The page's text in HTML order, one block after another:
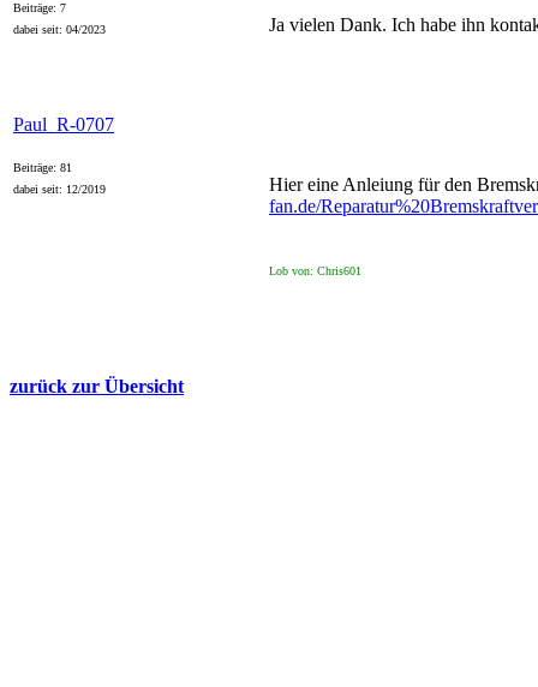
Beiträge: 7
dabei seit: 04/2023
Ja vielen Dank. Ich habe ihn
Paul_R-0707
Beiträge: 81
dabei seit: 12/2019
Hier eine Anleiung für den
fan.de/
Lob von: Chris601
zurück zur Übersicht